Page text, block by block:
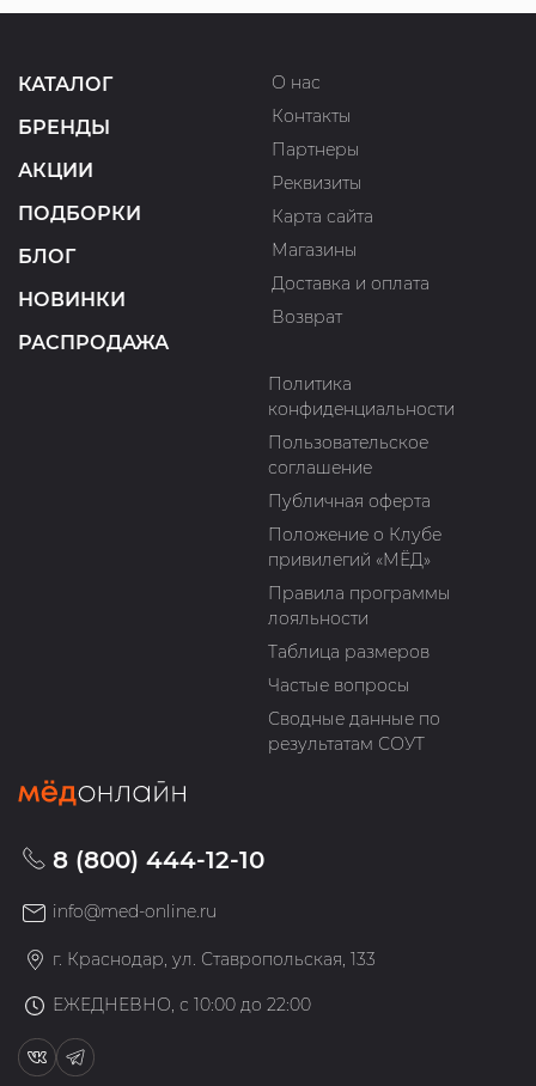
КАТАЛОГ
БРЕНДЫ
АКЦИИ
ПОДБОРКИ
БЛОГ
НОВИНКИ
РАСПРОДАЖА
О нас
Контакты
Партнеры
Реквизиты
Карта сайта
Магазины
Доставка и оплата
Возврат
Политика
конфиденциальности
Пользовательское
соглашение
Публичная оферта
Положение о Клубе
привилегий «МЁД»
Правила программы
лояльности
Таблица размеров
Частые вопросы
Сводные данные по
результатам СОУТ
8 (800) 444-12-10
info@med-online.ru
г. Краснодар, ул. Ставропольская, 133
ЕЖЕДНЕВНО, с 10:00 до 22:00